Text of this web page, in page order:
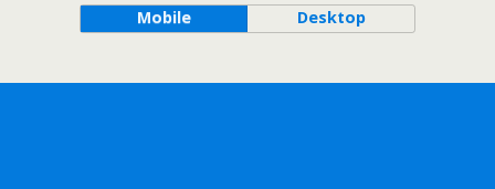
Mobile Desktop